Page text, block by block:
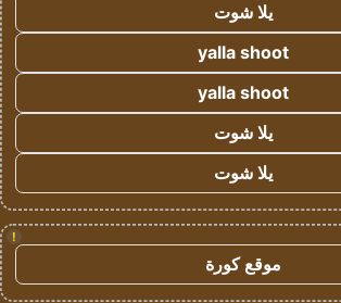
يلا شوت
yalla shoot
yalla shoot
يلا شوت
يلا شوت
!
موقع كورة